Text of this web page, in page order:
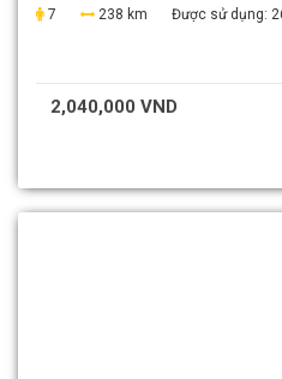
7
238 km Được sử dụng:
2,040,000 VND